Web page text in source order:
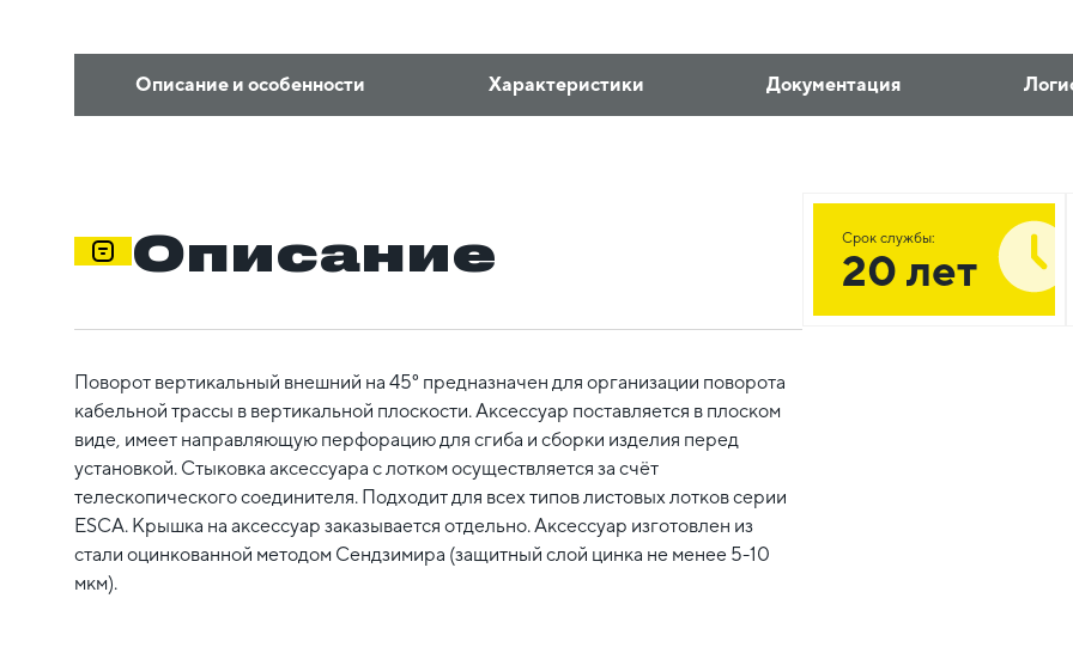
Описание и особенности Характеристики Документация
Описание
Поворот вертикальный внешний на 45° предназначен для организации поворота
кабельной трассы в вертикальной плоскости. Аксессуар поставляется в плоском
виде, имеет направляющую перфорацию для сгиба и сборки изделия перед
установкой. Стыковка аксессуара с лотком осуществляется за счёт
телескопического соединителя. Подходит для всех типов листовых лотков серии
ESCA. Крышка на аксессуар заказывается отдельно. Аксессуар изготовлен из
стали оцинкованной методом Сендзимира (защитный слой цинка не менее 5-10
мкм).
Срок службы:
20 лет